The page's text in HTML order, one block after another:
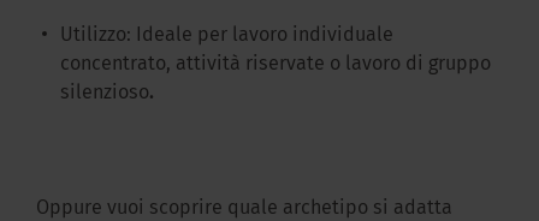
Utilizzo: Ideale per lavoro individuale
concentrato, attività riservate o lavoro di gruppo
silenzioso.
Oppure vuoi scoprire quale archetipo si adatta